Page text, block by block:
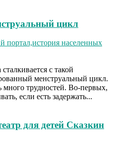
цикл
портал,история населенных
с такой
менструальный цикл.
трудностей. Во-первых,
если есть задержать...
для детей Сказкин